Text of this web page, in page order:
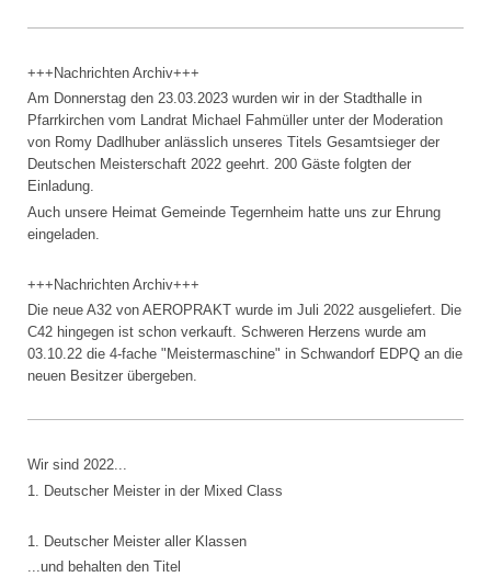
+++Nachrichten Archiv+++
Am Donnerstag den 23.03.2023 wurden wir in der Stadthalle in
Pfarrkirchen vom Landrat Michael Fahmüller unter der Moderation
von Romy Dadlhuber anlässlich unseres Titels Gesamtsieger der
Deutschen Meisterschaft 2022 geehrt. 200 Gäste folgten der
Einladung.
Auch unsere Heimat Gemeinde Tegernheim hatte uns zur Ehrung
eingeladen.
+++Nachrichten Archiv+++
Die neue A32 von AEROPRAKT wurde im Juli 2022 ausgeliefert. Die
C42 hingegen ist schon verkauft. Schweren Herzens wurde am
03.10.22 die 4-fache "Meistermaschine" in Schwandorf EDPQ an die
neuen Besitzer übergeben.
Wir sind 2022...
1. Deutscher Meister in der Mixed Class
1. Deutscher Meister aller Klassen
...und behalten den Titel